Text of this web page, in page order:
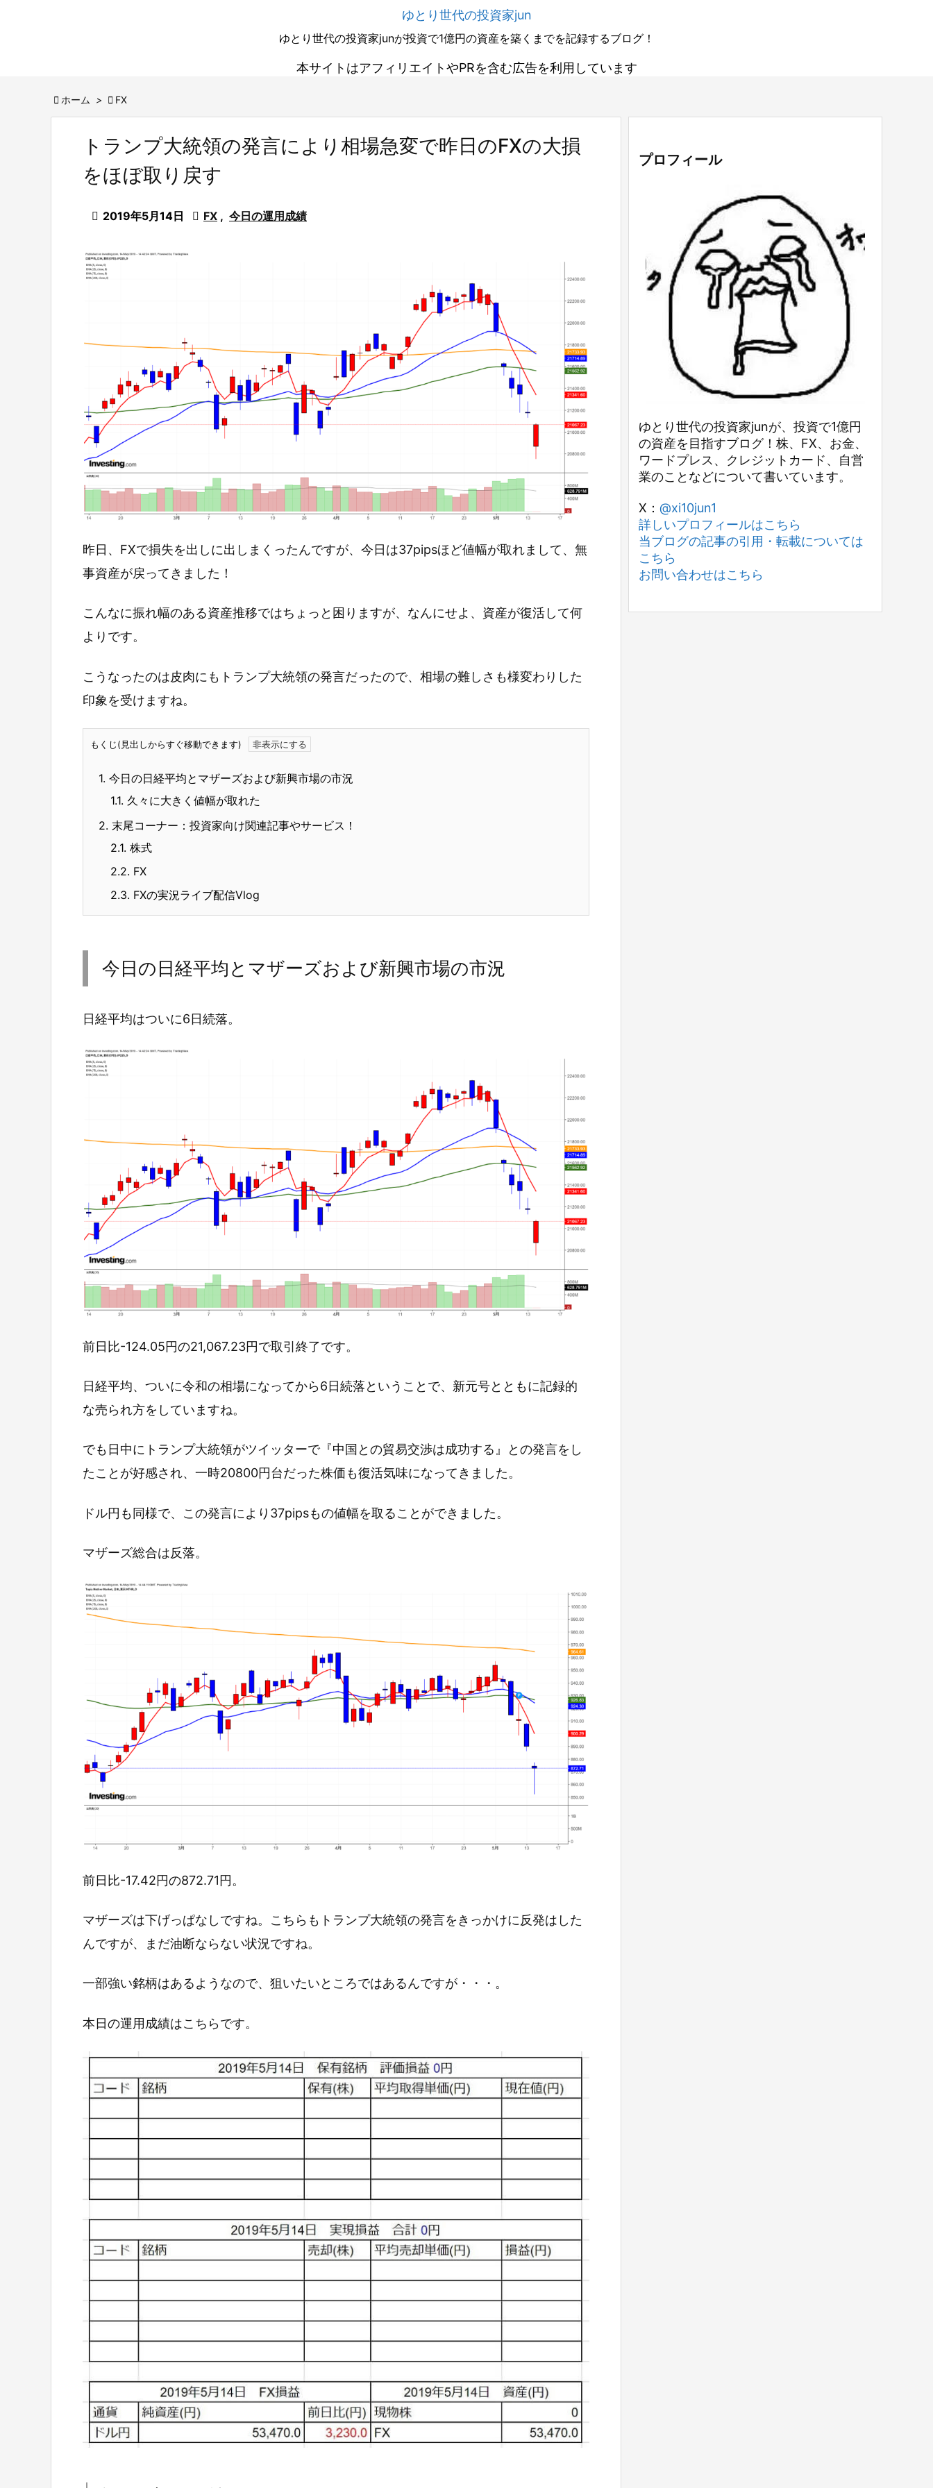
ゆとり世代の投資家jun
ゆとり世代の投資家junが投資で1億円の資産を築くまでを記録するブログ！
本サイトはアフィリエイトやPRを含む広告を利用しています
 ホーム >  FX
トランプ大統領の発言により相場急変で昨日のFXの大損
をほぼ取り戻す
 2019年5月14日  FX , 今日の運用成績
昨日、FXで損失を出しに出しまくったんですが、今日は37pipsほど値幅が取れまして、無
事資産が戻ってきました！
こんなに振れ幅のある資産推移ではちょっと困りますが、なんにせよ、資産が復活して何
よりです。
こうなったのは皮肉にもトランプ大統領の発言だったので、相場の難しさも様変わりした
印象を受けますね。
もくじ(見出しからすぐ移動できます)
1. 今日の日経平均とマザーズおよび新興市場の市況
1.1. 久々に大きく値幅が取れた
2. 末尾コーナー：投資家向け関連記事やサービス！
2.1. 株式
2.2. FX
2.3. FXの実況ライブ配信Vlog
今日の日経平均とマザーズおよび新興市場の市況
日経平均はついに6日続落。
前日比-124.05円の21,067.23円で取引終了です。
日経平均、ついに令和の相場になってから6日続落ということで、新元号とともに記録的
な売られ方をしていますね。
でも日中にトランプ大統領がツイッターで『中国との貿易交渉は成功する』との発言をし
たことが好感され、一時20800円台だった株価も復活気味になってきました。
ドル円も同様で、この発言により37pipsもの値幅を取ることができました。
マザーズ総合は反落。
前日比-17.42円の872.71円。
マザーズは下げっぱなしですね。こちらもトランプ大統領の発言をきっかけに反発はした
んですが、まだ油断ならない状況ですね。
一部強い銘柄はあるようなので、狙いたいところではあるんですが・・・。
本日の運用成績はこちらです。
プロフィール
ゆとり世代の投資家junが、投資で1億円
の資産を目指すブログ！株、FX、お金、
ワードプレス、クレジットカード、自営
業のことなどについて書いています。
X： @xi10jun1
詳しいプロフィールはこちら
当ブログの記事の引用・転載については
こちら
お問い合わせはこちら